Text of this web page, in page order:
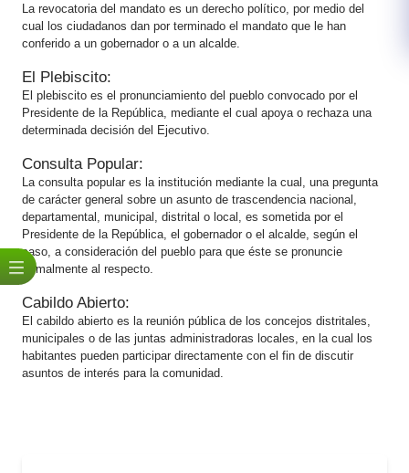
La revocatoria del mandato es un derecho político, por medio del
cual los ciudadanos dan por terminado el mandato que le han
conferido a un gobernador o a un alcalde.
El Plebiscito:
El plebiscito es el pronunciamiento del pueblo convocado por el
Presidente de la República, mediante el cual apoya o rechaza una
determinada decisión del Ejecutivo.
Consulta Popular:
La consulta popular es la institución mediante la cual, una pregunta
de carácter general sobre un asunto de trascendencia nacional,
departamental, municipal, distrital o local, es sometida por el
Presidente de la República, el gobernador o el alcalde, según el
caso, a consideración del pueblo para que éste se pronuncie
formalmente al respecto.
Cabildo Abierto:
El cabildo abierto es la reunión pública de los concejos distritales,
municipales o de las juntas administradoras locales, en la cual los
habitantes pueden participar directamente con el fin de discutir
asuntos de interés para la comunidad.​​​​​